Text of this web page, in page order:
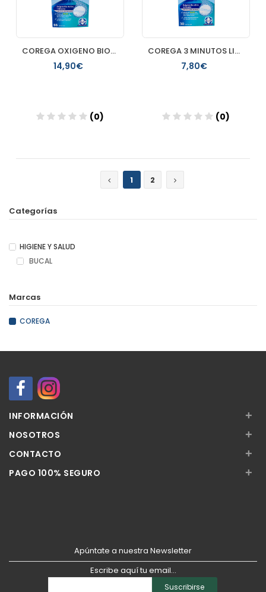
COREGA OXIGENO BIOACTIVO LIMPIEZA PROTESIS DENTAL 66 TABLET
14,90€
(0)
COREGA 3 MINUTOS LIMPIEZA PROTESIS DENTAL 30 TAB
7,80€
(0)
1
2
Categorías
HIGIENE Y SALUD
BUCAL
Marcas
COREGA
INFORMACIÓN +
NOSOTROS +
CONTACTO +
PAGO 100% SEGURO +
Apúntate a nuestra Newsletter
Escribe aquí tu email...
Suscribirse